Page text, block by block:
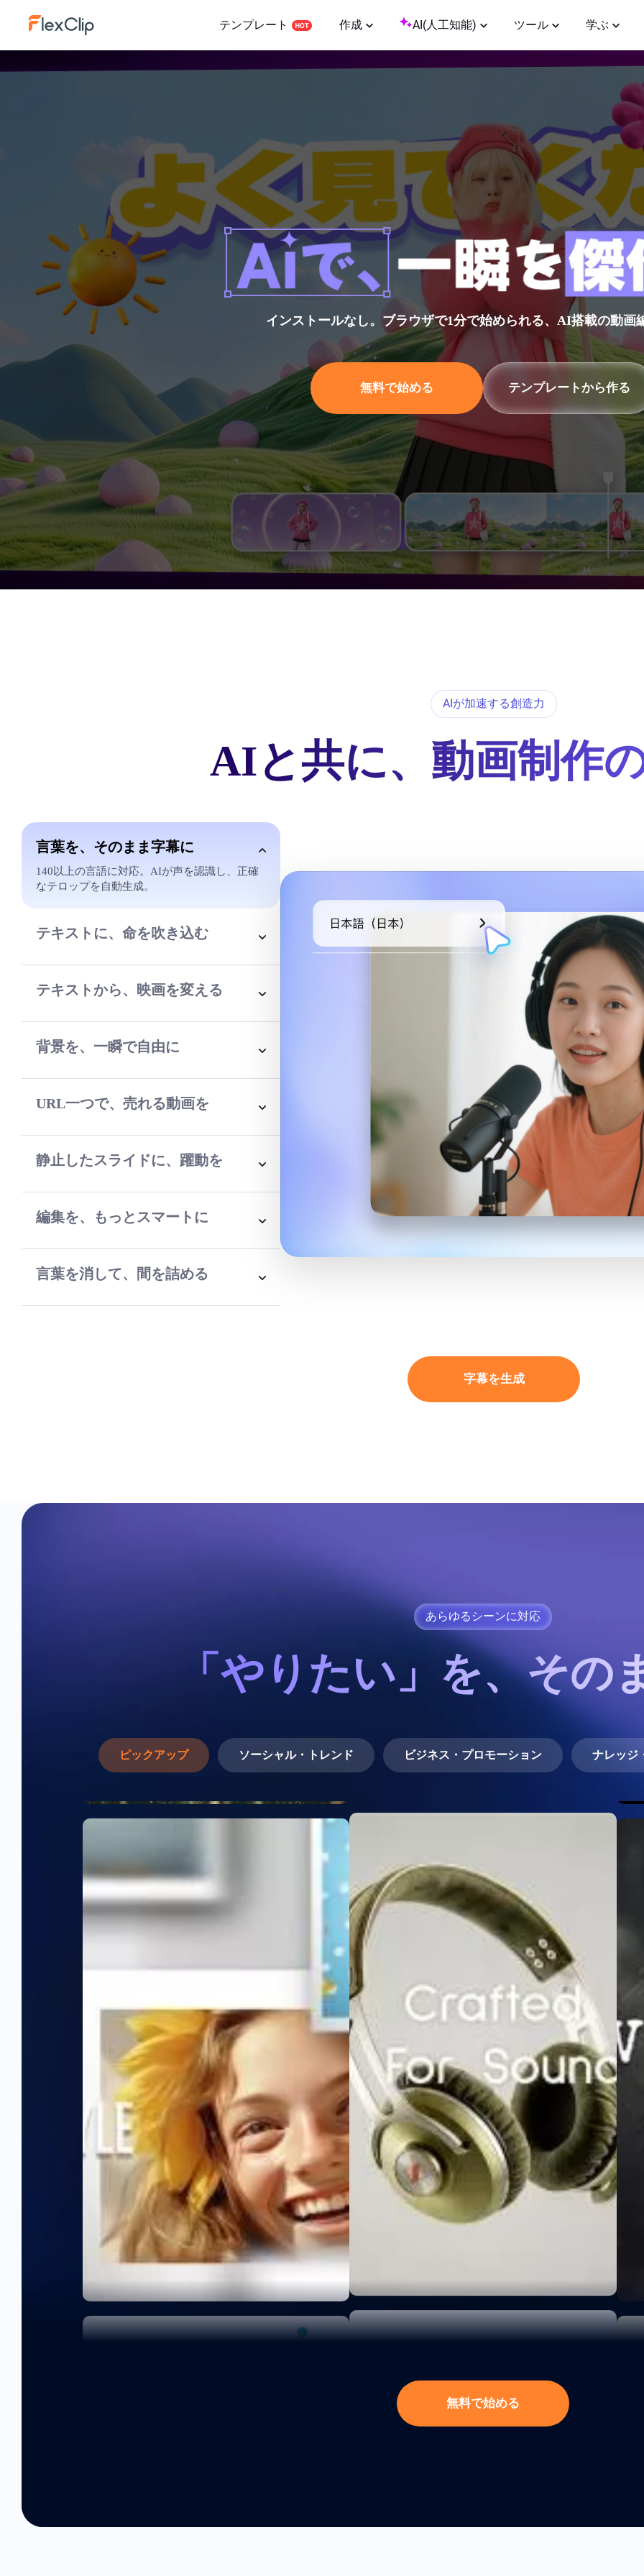
テンプレート 作成 AI(人工知能) ツール 学ぶ
インストールなし。ブラウザで1分で始められる、AI搭載の動画
無料で始める テンプレー トから作る
AIが加速する創造力
AIと共に、動画制作
言葉を、そのまま字幕に
140以上の言語に対応。AIが声を認識し、正確
なテロップを自動生成。
テキストに、命を吹き込む
テキストから、映画を変える
背景を、一瞬で自由に
URL一つで、売れる動画を
静止したスライドに、躍動を
編集を、もっとスマートに
言葉を消して、間を詰める
字幕を生成
あらゆるシーンに対応
「やりたい」を、その
ピックアップ ソーシャル・トレンド ビジネス・プロモーション ナレッジ
無料で始める